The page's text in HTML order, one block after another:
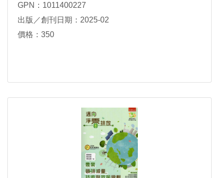
GPN：1011400227
出版／創刊日期：2025-02
價格：350